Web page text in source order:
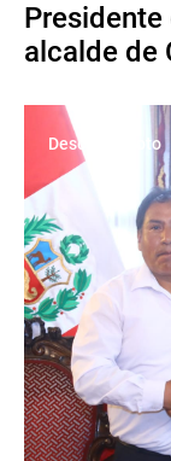
alcalde de
Descargar foto